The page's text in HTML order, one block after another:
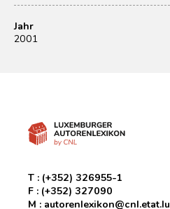
Jahr
2001
T : (+352) 326955-1
F : (+352) 327090
M : autorenlexikon@cnl.etat.lu